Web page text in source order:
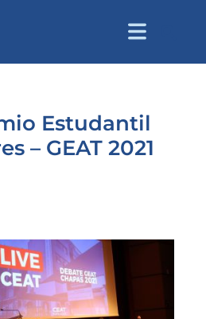
Estudantil
– GEAT 2021